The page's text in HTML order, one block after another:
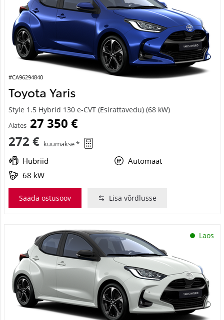
#CA96294840
Toyota Yaris
Style 1.5 Hybrid 130 e-CVT (Esirattavedu) (68 kW)
Alates 27 350 €
272 € kuumakse *
Hübriid
Automaat
68 kW
Saada ostusoov Lisa võrdlusse
Laos